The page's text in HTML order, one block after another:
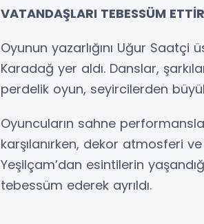
VATANDAŞLARI TEBESSÜM
Oyunun yazarlığını Uğur
Karadağ yer aldı. Danslar,
perdelik oyun, seyircilerden
Oyuncuların sahne
karşılanırken, dekor atmosferi
Yeşilçam’dan esintilerin
tebessüm ederek ayrıldı.